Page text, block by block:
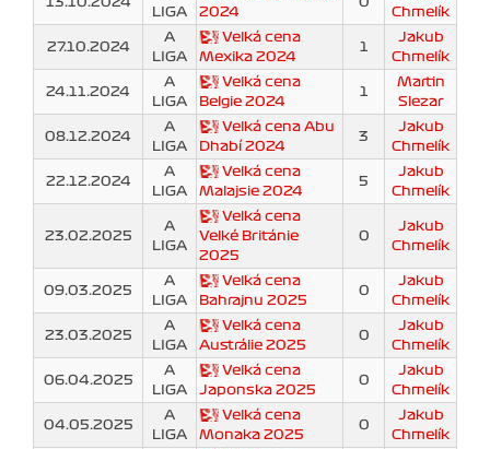
LIGA
2024
Chmelík
27.10.2024
A
LIGA
Velká cena
Mexika 2024
1
Jakub
Chmelík
24.11.2024
A
LIGA
Velká cena
Belgie 2024
1
Martin
Slezar
08.12.2024
A
LIGA
Velká cena Abu
Dhabí 2024
3
Jakub
Chmelík
22.12.2024
A
LIGA
Velká cena
Malajsie 2024
5
Jakub
Chmelík
23.02.2025
A
LIGA
Velká cena
Velké Británie
2025
0
Jakub
Chmelík
09.03.2025
A
LIGA
Velká cena
Bahrajnu 2025
0
Jakub
Chmelík
23.03.2025
A
LIGA
Velká cena
Austrálie 2025
0
Jakub
Chmelík
06.04.2025
A
LIGA
Velká cena
Japonska 2025
0
Jakub
Chmelík
04.05.2025
A
LIGA
Velká cena
Monaka 2025
0
Jakub
Chmelík